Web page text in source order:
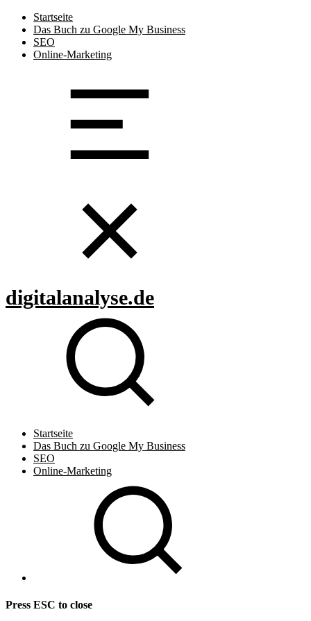
Startseite
Das Buch zu Google My Business
SEO
Online-Marketing
digitalanalyse.de
Startseite
Das Buch zu Google My Business
SEO
Online-Marketing
Press ESC to close